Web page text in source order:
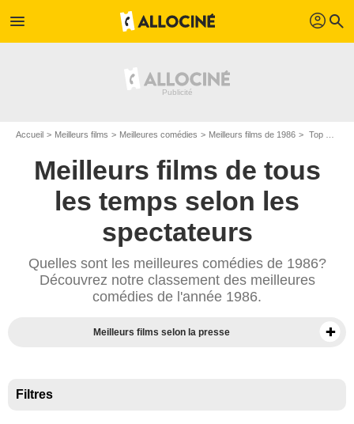
menu profil search
Accueil Meilleurs films Meilleures comédies Meilleurs films de 1986 Top comédies de 1986
Meilleurs films de tous
les temps selon les
spectateurs
Quelles sont les meilleures comédies de 1986?
Découvrez notre classement des meilleures
comédies de l'année 1986.
Meilleurs films selon la presse
Filtres